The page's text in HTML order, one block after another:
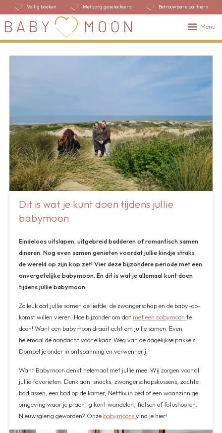
Veilig boeken Met zorg geselecteerd Betrouwbare partners
Menu
Dit is wat je kunt doen tijdens jullie
babymoon
Eindeloos uitslapen, uitgebreid badderen of romantisch samen
dineren. Nog even samen genieten voordat jullie kindje straks
de wereld op zijn kop zet! Vier deze bijzondere periode met een
onvergetelijke babymoon. En dit is wat je allemaal kunt doen
tijdens jullie babymoon.
Zo leuk dat jullie samen de liefde, de zwangerschap en de baby-op-
komst willen vieren. Hoe bijzonder om dat met een babymoonte
doen! Want een babymoon draait echt om jullie samen. Even
helemaal de aandacht voor elkaar. Weg van de dagelijkse prikkels.
Dompel je onder in ontspanning en verwennerij.
Want Babymoon denkt helemaal met jullie mee. Wij zorgen voor al
jullie favorieten. Denk aan: snacks, zwangerschapskussens, zachte
badjassen, een bad op de kamer, Netflix in bed of een waanzinnige
omgeving waar je prachtig kunt wandelen, fietsen of fotoshooten.
Nieuwsgierig geworden? Onze babymoonsvind je hier!